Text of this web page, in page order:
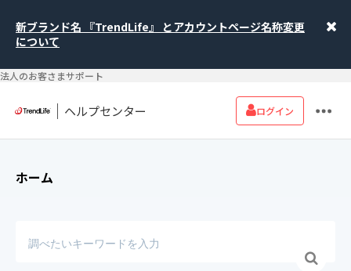
新ブランド名 『TrendLife』 とアカウントページ名称変更
について
法人のお客さまサポート
ヘルプセンター ログイン
ホーム